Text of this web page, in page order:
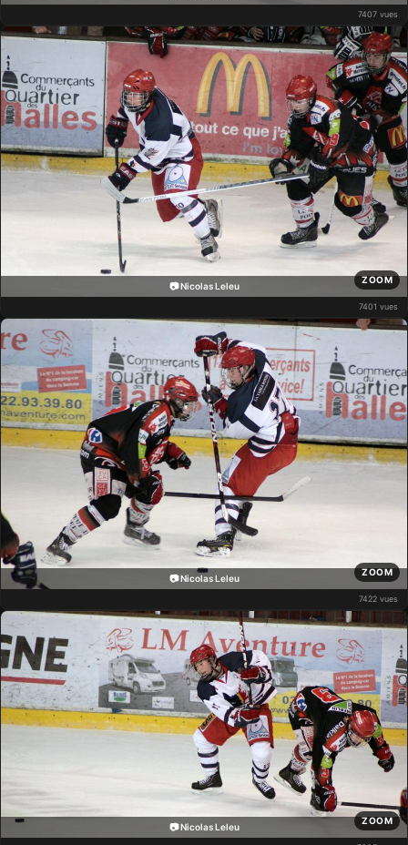
7407 vues
📷 Nicolas Leleu
ZOOM
7401 vues
📷 Nicolas Leleu
ZOOM
7422 vues
📷 Nicolas Leleu
ZOOM